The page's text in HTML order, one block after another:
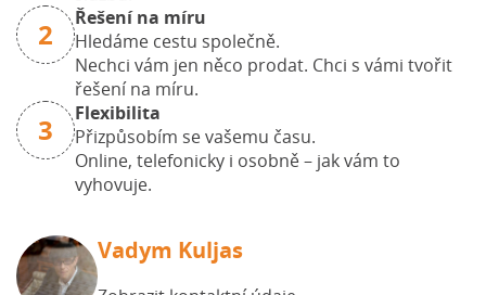
2
Řešení na míru
Hledáme cestu společně.
Nechci vám jen něco prodat. Chci s vámi tvořit
řešení na míru.
3
Flexibilita
Přizpůsobím se vašemu času.
Online, telefonicky i osobně – jak vám to
vyhovuje.
Vadym Kuljas